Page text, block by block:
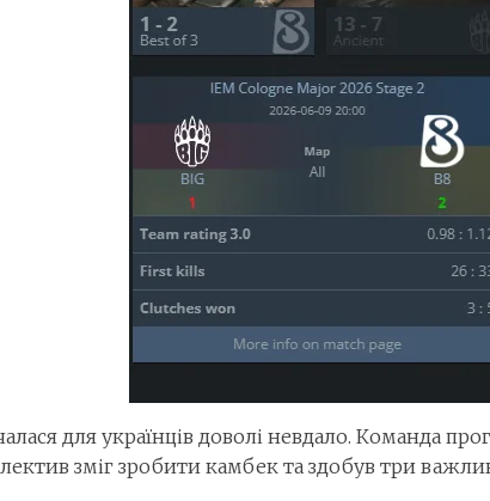
для українців доволі невдало. Команда
зміг зробити камбек та здобув три